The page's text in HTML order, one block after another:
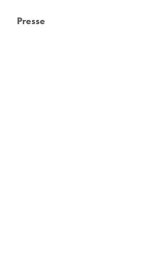
Presse